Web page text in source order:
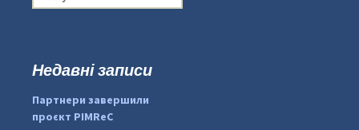
#PipIvanToday
pimrec_project
о
:Недавні записи
Партнери завершили
проєкт PIMReC